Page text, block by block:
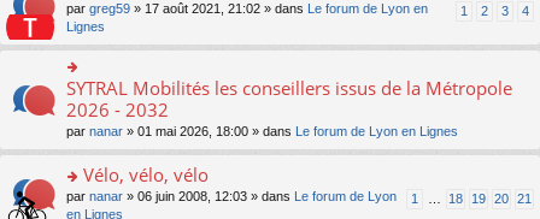
s
ré
c
e
nt
le
s
ré
c
e
n
o
n
lu
le
pl
u
s
ré
c
e
nt
s
s
g
n
o
n
lu
pl
u
er
le
m
e
s
s
g
n
o
n
o
s
ult
er
le
m
e
s
s
g
1 2 3 4
par greg59 » 17 août 2021, 21:02 » dans
Le forum de Lyon en
Lignes
o
n
ult
er
le
m
e
SYTRAL Mobilités les conseillers issus de la Métropole
2026 - 2032
par nanar » 01 mai 2026, 18:00 » dans Le forum de Lyon en Lignes
o
n
Vélo, vélo, vélo
1 18 19 20 21
par nanar » 06 juin 2008, 12:03 » dans
Le forum de Lyon
en Lignes